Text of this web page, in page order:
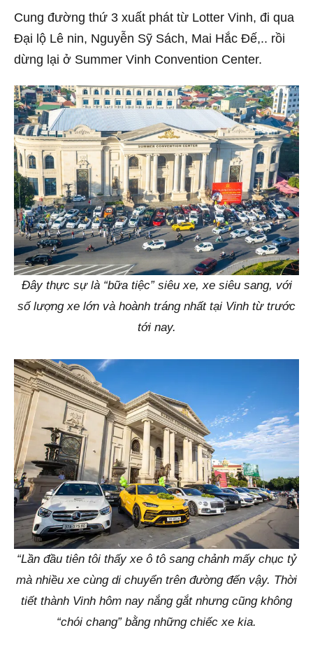
Cung đường thứ 3 xuất phát từ Lotter Vinh, đi qua
Đại lộ Lê nin, Nguyễn Sỹ Sách, Mai Hắc Đế,.. rồi
dừng lại ở Summer Vinh Convention Center.
Đây thực sự là “bữa tiệc” siêu xe, xe siêu sang, với
số lượng xe lớn và hoành tráng nhất tại Vinh từ trước
tới nay.
“Lần đầu tiên tôi thấy xe ô tô sang chảnh mấy chục tỷ
mà nhiều xe cùng di chuyển trên đường đến vậy. Thời
tiết thành Vinh hôm nay nắng gắt nhưng cũng không
“chói chang” bằng những chiếc xe kia.